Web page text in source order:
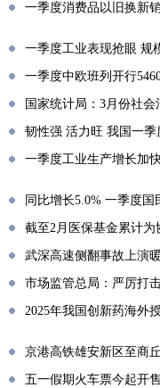
一季度消费品以旧换新
一季度工业表现抢眼 规
一季度中欧班列开行
国家统计局：3月份社
韧性强 活力旺 我国一
一季度工业生产增长加
同比增长5.0% 一季度
截至2月医保基金累计为
武深高速侧翻事故上演
市场监管总局：严厉打
2025年我国创新药海外
京港高铁雄安新区至商
五一假期火车票今起开